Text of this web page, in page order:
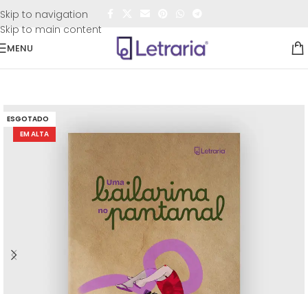
Skip to navigation
Skip to main content
FRETE GRÁTIS
MENU
Infantil / Infantojuvenil
ESGOTADO
EM ALTA